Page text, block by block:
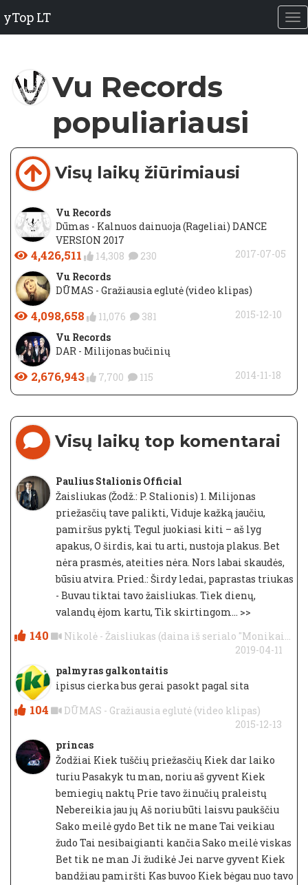
yTop LT
Vu Records
populiariausi
Visų laikų žiūrimiausi
Vu Records
Dūmas - Kalnuos dainuoja (Rageliai) DANCE
VERSION 2017
4,426,511 14,308 230
2017-07-05
Vu Records
DŪMAS - Gražiausia eglutė (video klipas)
4,098,658 11,076 381
2015-12-10
Vu Records
DAR - Milijonas bučinių
2,676,943 7,700 115 2014-11-18
Visų laikų top komentarai
Paulius Stalionis Official
Žaisliukas (Žodž.: P. Stalionis) 1. Milijonas
priežasčių tave palikti, Viduje kažką jaučiu,
pamiršus pyktį. Tegul juokiasi kiti – aš lyg
apakus, O širdis, kai tu arti, nustoja plakus. Bet
nėra prasmės, ateities nėra. Nors labai skaudės,
būsiu atvira. Pried.: Širdy ledai, paprastas triukas
- Buvau tiktai tavo žaisliukas. Tiek dienų,
valandų ėjom kartu, Tik skirtingom... >>
140
Nikolė - Žaisliukas (daina iš serialo "Monikai...
2019-04-11
palmyras galkontaitis
ipisus cierka bus gerai pasokt pagal sita
104
DŪMAS - Gražiausia eglutė (video klipas)
2015-12-13
princas
Žodžiai Kiek tuščių priežasčių Kiek dar laiko
turiu Pasakyk tu man, noriu aš gyvent Kiek
bemiegių naktų Prie tavo žinučių praleistų
Nebereikia jau jų Aš noriu būti laisvu paukščiu
Sako meilė gydo Bet tik ne mane Tai veikiau
žudo Tai nesibaigianti kančia Sako meilė viskas
Bet tik ne man Ji žudikė Jei narve gyvent Kiek
bandžiau pamiršti Kas buvoo Kiek bėgau nuo tavo